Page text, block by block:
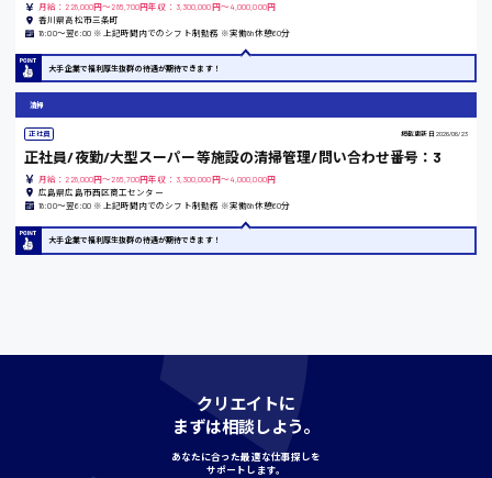
香川県
愛知県
宮城県
月給：228,000円～285,700円年収：3,300,000円～4,000,000円
香川県高松市三条町
18:00〜翌6:00 ※上記時間内でのシフト制勤務 ※実働8h休憩60分
大手企業で福利厚生抜群の待遇が期待できます！
清掃
正社員 掲載更新日 2026/06/23
正社員/夜勤/大型スーパー等施設の清掃管理/問い合わせ番号：3
月給：228,000円～285,700円年収：3,300,000円～4,000,000円
広島県広島市西区商工センター
18:00〜翌6:00 ※上記時間内でのシフト制勤務 ※実働8h休憩60分
大手企業で福利厚生抜群の待遇が期待できます！
クリエイトに
まずは相談しよう。
あなたに合った最適な仕事探しを
サポートします。